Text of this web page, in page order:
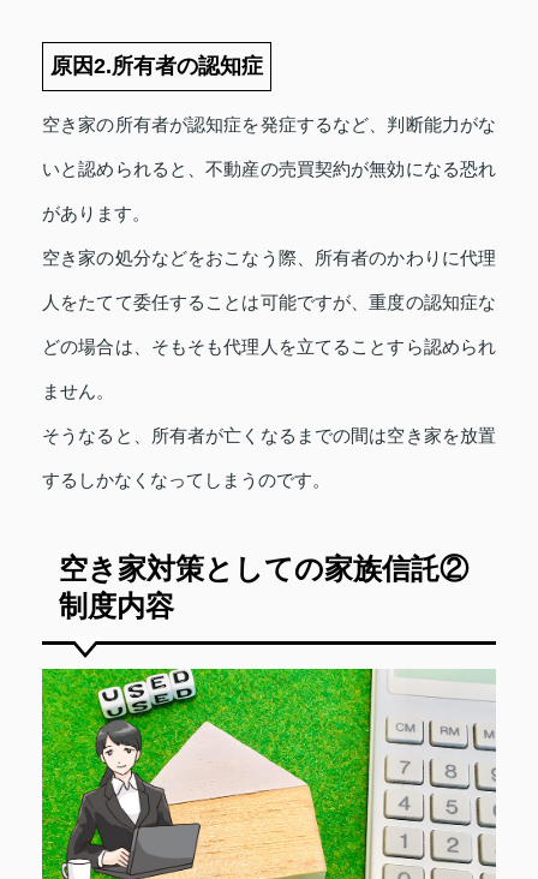
原因2.所有者の認知症
空き家の所有者が認知症を発症するなど、判断能力がな
いと認められると、不動産の売買契約が無効になる恐れ
があります。
空き家の処分などをおこなう際、所有者のかわりに代理
人をたてて委任することは可能ですが、重度の認知症な
どの場合は、そもそも代理人を立てることすら認められ
ません。
そうなると、所有者が亡くなるまでの間は空き家を放置
するしかなくなってしまうのです。
空き家対策としての家族信託②
制度内容